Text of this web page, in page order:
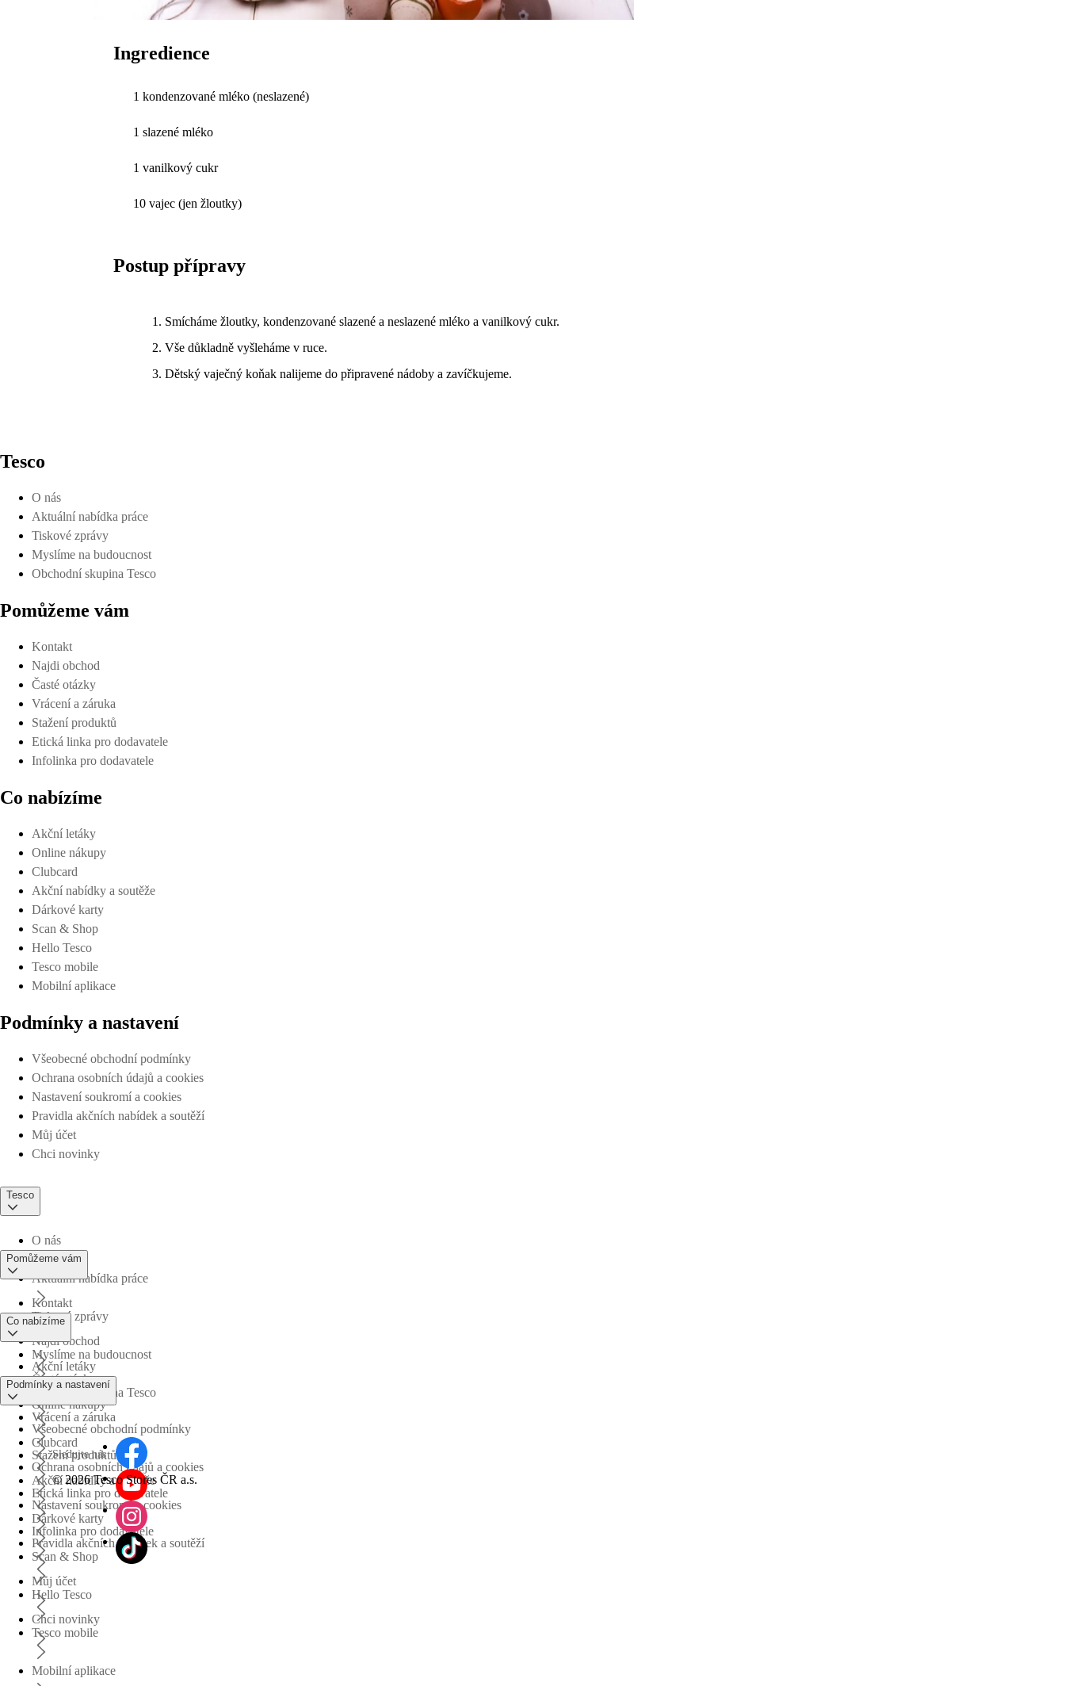
Ingredience
1 kondenzované mléko (neslazené)
1 slazené mléko
1 vanilkový cukr
10 vajec (jen žloutky)
Postup přípravy
Smícháme žloutky, kondenzované slazené a neslazené mléko a vanilkový cukr.
Vše důkladně vyšleháme v ruce.
Dětský vaječný koňak nalijeme do připravené nádoby a zavíčkujeme.
Tesco
O nás
Aktuální nabídka práce
Tiskové zprávy
Myslíme na budoucnost
Obchodní skupina Tesco
Pomůžeme vám
Kontakt
Najdi obchod
Časté otázky
Vrácení a záruka
Stažení produktů
Etická linka pro dodavatele
Infolinka pro dodavatele
Co nabízíme
Akční letáky
Online nákupy
Clubcard
Akční nabídky a soutěže
Dárkové karty
Scan & Shop
Hello Tesco
Tesco mobile
Mobilní aplikace
Podmínky a nastavení
Všeobecné obchodní podmínky
Ochrana osobních údajů a cookies
Nastavení soukromí a cookies
Pravidla akčních nabídek a soutěží
Můj účet
Chci novinky
Tesco
O nás
Aktuální nabídka práce
Tiskové zprávy
Myslíme na budoucnost
Obchodní skupina Tesco
Pomůžeme vám
Kontakt
Najdi obchod
Časté otázky
Vrácení a záruka
Stažení produktů
Etická linka pro dodavatele
Infolinka pro dodavatele
Co nabízíme
Akční letáky
Online nákupy
Clubcard
Akční nabídky a soutěže
Dárkové karty
Scan & Shop
Hello Tesco
Tesco mobile
Mobilní aplikace
Podmínky a nastavení
Všeobecné obchodní podmínky
Ochrana osobních údajů a cookies
Nastavení soukromí a cookies
Pravidla akčních nabídek a soutěží
Můj účet
Chci novinky
Sledujte nás
© 2026 Tesco Stores ČR a.s.